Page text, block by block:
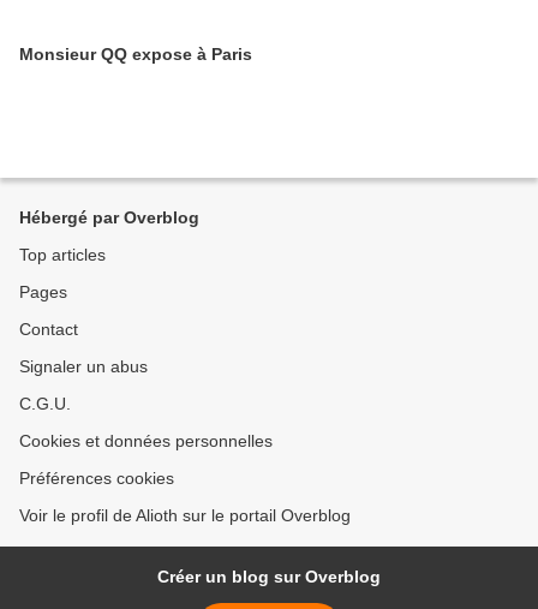
Monsieur QQ expose à Paris
Hébergé par Overblog
Top articles
Pages
Contact
Signaler un abus
C.G.U.
Cookies et données personnelles
Préférences cookies
Voir le profil de Alioth sur le portail Overblog
Créer un blog sur Overblog